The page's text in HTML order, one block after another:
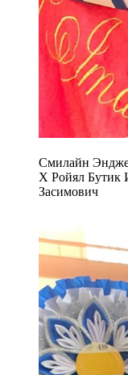
Смилайн
Х Ройял Бутик
Засимович